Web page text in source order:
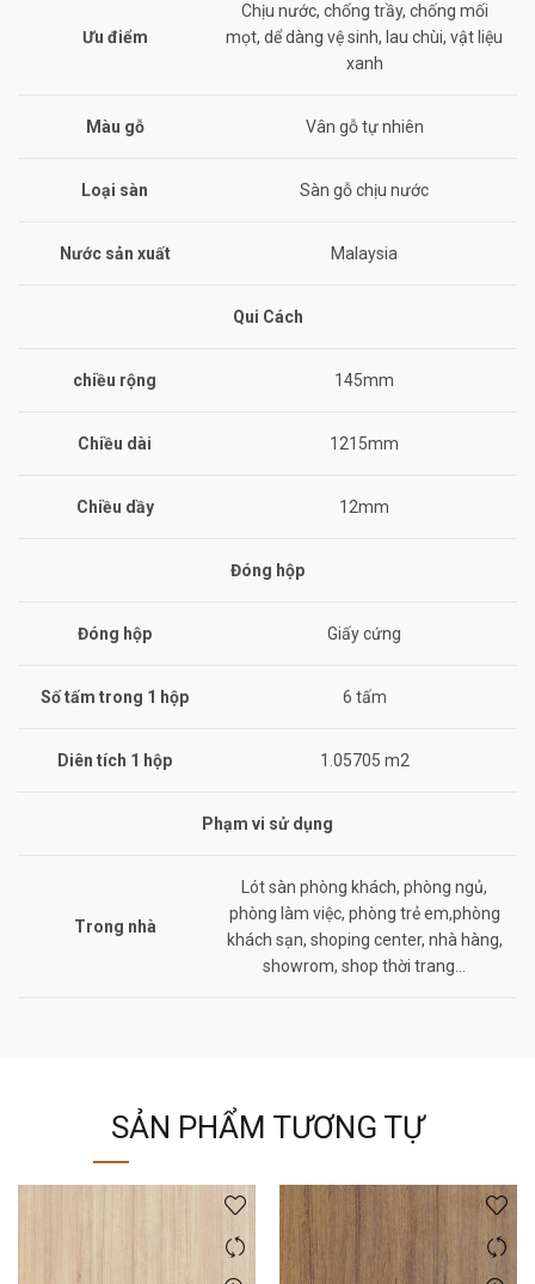
Ưu điểm
Chịu nước, chống trầy, chống mối
mọt, dể dàng vệ sinh, lau chùi, vật liệu
xanh
Màu gỗ Vân gỗ tự nhiên
Loại sàn Sàn gỗ chịu nước
Nước sản xuất Malaysia
Qui Cách
chiều rộng 145mm
Chiều dài 1215mm
Chiều dầy 12mm
Đóng hộp
Đóng hộp Giấy cứng
Số tấm trong 1 hộp 6 tấm
Diên tích 1 hộp 1.05705 m2
Phạm vi sử dụng
Trong nhà
Lót sàn phòng khách, phòng ngủ,
phòng làm việc, phòng trẻ em,phòng
khách sạn, shoping center, nhà hàng,
showrom, shop thời trang…
SẢN PHẨM TƯƠNG TỰ